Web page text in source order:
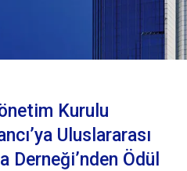
Kurulu
Uluslararası
Derneği’nden Ödül